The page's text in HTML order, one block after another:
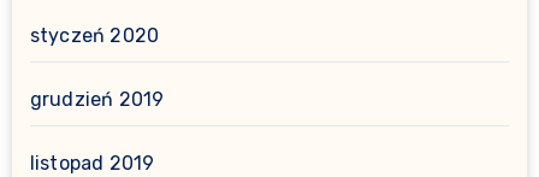
styczeń 2020
grudzień 2019
listopad 2019